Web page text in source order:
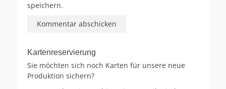
speichern.
Kartenreservierung
Sie möchten sich noch Karten für unsere neue
Produktion sichern?